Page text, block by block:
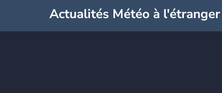
Actualités Météo à l'étranger